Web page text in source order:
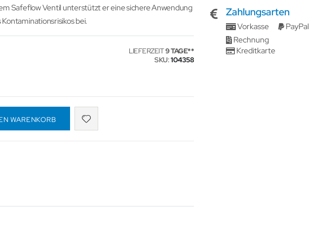
Safeflow Ventil unterstützt er eine sichere Anwendung
bei.
LIEFERZEIT9 TAGE
SKU 104358
WARENKORB
Zahlungsarten
Vorkasse
PayPal
Rechnung
Kreditkarte